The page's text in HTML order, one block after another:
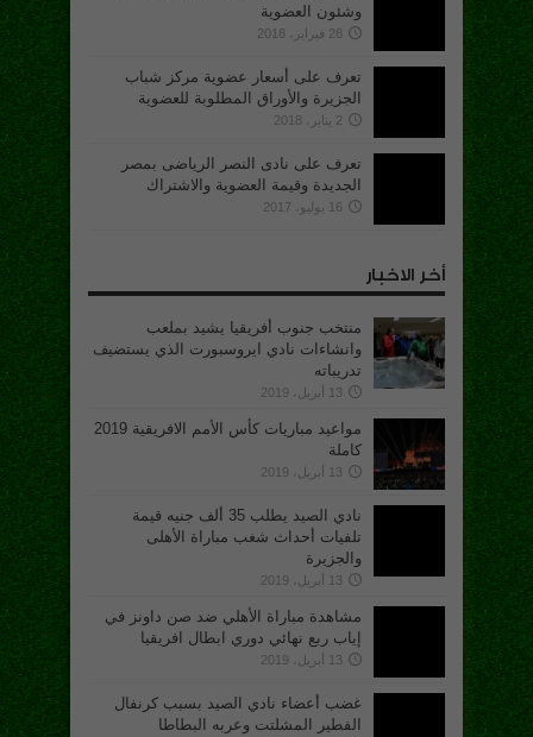
وشئون العضوية
28 فبراير، 2018
تعرف على أسعار عضوية مركز شباب
الجزيرة والأوراق المطلوبة للعضوية
2 يناير، 2018
تعرف على نادى النصر الرياضى بمصر
الجديدة وقيمة العضوية والاشتراك
16 يوليو، 2017
أخر الاخبار
منتخب جنوب أفريقيا يشيد بملعب
وانشاءات نادي ايروسبورت الذي يستضيف
تدريباته
13 أبريل، 2019
مواعيد مباريات كأس الأمم الافريقية 2019
كاملة
13 أبريل، 2019
نادي الصيد يطلب 35 ألف جنيه قيمة
تلفيات أحداث شغب مباراة الأهلى
والجزيرة
13 أبريل، 2019
مشاهدة مباراة الأهلي ضد صن داونز في
إياب ربع نهائي دوري ابطال افريقيا
13 أبريل، 2019
غضب أعضاء نادي الصيد بسبب كرنفال
الفطير المشلتت وعربه البطاطا